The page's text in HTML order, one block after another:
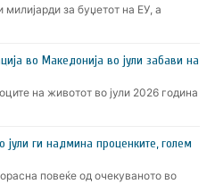
милијарди за буџетот на ЕУ, а
во Македонија во јули забави на
на животот во јули 2026 година
јули ги надмина проценките, голем
повеќе од очекуваното во